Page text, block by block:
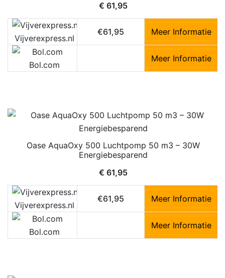
€ 61,95
Vijverexpress.nl
€61,95 Meer Informatie
Bol.com
Meer Informatie
Oase AquaOxy 500 Luchtpomp 50 m3 – 30W
Energiebesparend
€ 61,95
Vijverexpress.nl
€61,95 Meer Informatie
Bol.com
Meer Informatie